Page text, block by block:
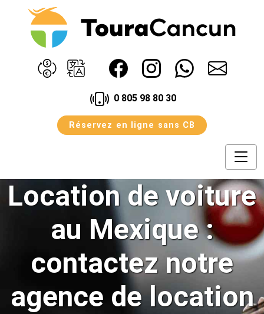
0 805 98 80 30
Réservez en ligne sans CB
Avantage Assurances Agences Avis
Blog
Contact
Conditions Notre Offre
Location de voiture
au Mexique :
contactez notre
agence de location